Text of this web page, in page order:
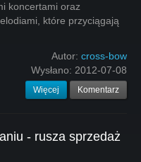
koncertami oraz
które przyciągają
Autor: cross-bow
Wysłano: 2012-07-08
Więcej Komentarz
- rusza sprzedaż